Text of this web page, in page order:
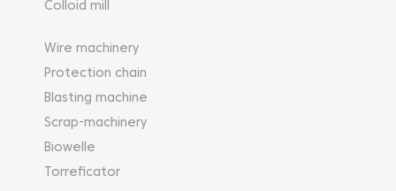
Colloid mill
Wire machinery
Protection chain
Blasting machine
Scrap-machinery
Biowelle
Torreficator